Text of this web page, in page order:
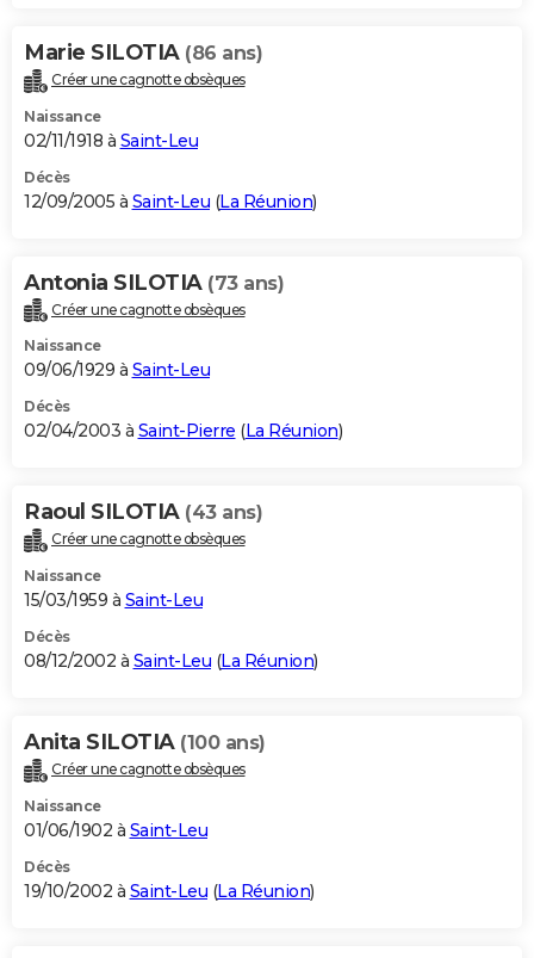
Marie SILOTIA (86 ans)
Créer une cagnotte obsèques
Naissance
02/11/1918 à Saint-Leu
Décès
12/09/2005 à Saint-Leu (La Réunion)
Antonia SILOTIA (73 ans)
Créer une cagnotte obsèques
Naissance
09/06/1929 à Saint-Leu
Décès
02/04/2003 à Saint-Pierre (La Réunion)
Raoul SILOTIA (43 ans)
Créer une cagnotte obsèques
Naissance
15/03/1959 à Saint-Leu
Décès
08/12/2002 à Saint-Leu (La Réunion)
Anita SILOTIA (100 ans)
Créer une cagnotte obsèques
Naissance
01/06/1902 à Saint-Leu
Décès
19/10/2002 à Saint-Leu (La Réunion)